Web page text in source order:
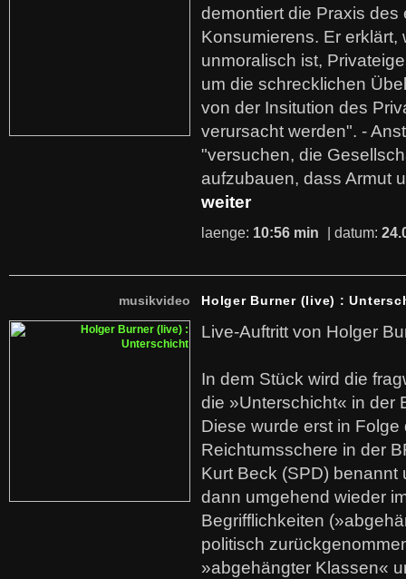
demontiert die Praxis des
Konsumierens. Er erklärt,
unmoralisch ist,
um die schrecklichen
von der Insitution des
verursacht werden". -
"versuchen, die
aufzubauen, dass Armut
weiter
laenge: 10:56 min | datum:
musikvideo Holger Burner (live) :
Live-Auftritt von Holger
In dem Stück wird die
die »Unterschicht« in der
Diese wurde erst in
Reichtumsschere in der
Kurt Beck (SPD)
dann umgehend wieder
Begrifflichkeiten
politisch
»abgehängter Klassen«